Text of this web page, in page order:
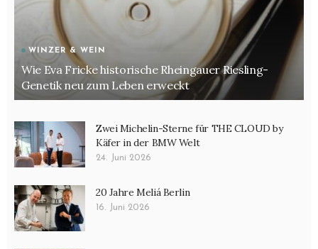
WINZER & WEIN
Wie Eva Fricke historische Rheingauer Riesling-
Genetik neu zum Leben erweckt
Zwei Michelin-Sterne für THE CLOUD by
Käfer in der BMW Welt
24. Juni 2026
20 Jahre Meliá Berlin
16. Juni 2026